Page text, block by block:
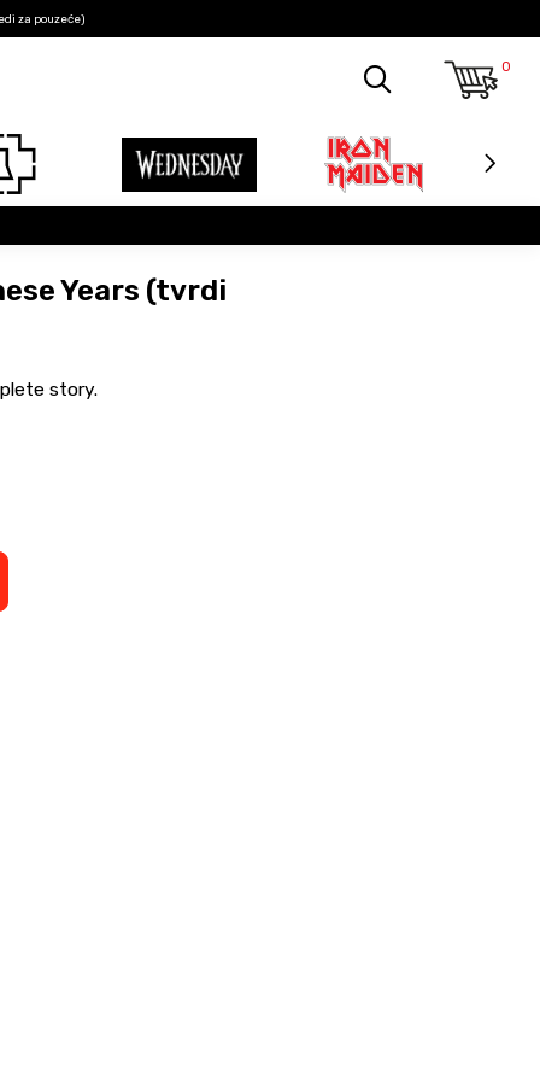
za pouzeće)
0
Years (tvrdi
story.